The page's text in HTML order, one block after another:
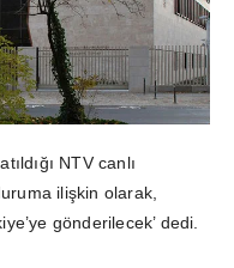
NTV canlı
ilişkin olarak,
gönderilecek’ dedi.